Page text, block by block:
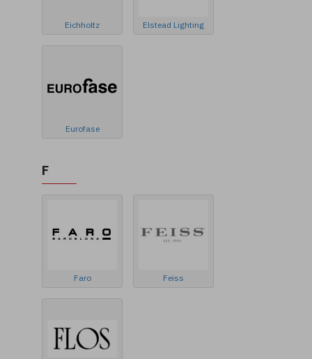
Eichholtz Elstead Lighting
Eurofase
F
Faro Feiss